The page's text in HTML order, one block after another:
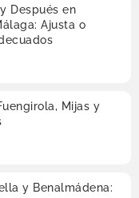
Después en
Ajusta o
Mijas y
y Benalmádena: